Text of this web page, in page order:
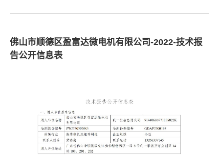
佛山市顺德区盈富达微电机有限公司-2022-技术报
告公开信息表